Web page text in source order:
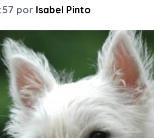
por Isabel Pinto